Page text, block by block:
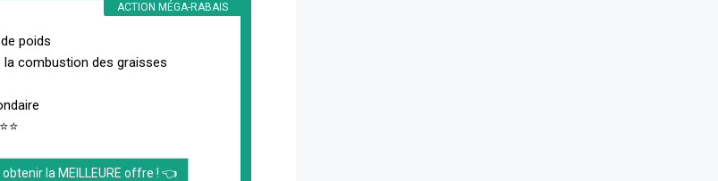
ACTION MÉGA-RABAIS
poids
combustion des graisses
obtenir la MEILLEURE offre ! 👈